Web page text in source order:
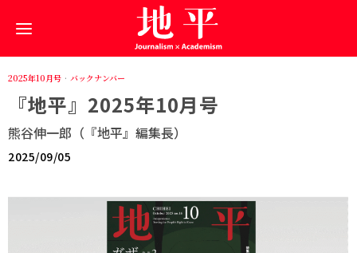
2025年10月号 · バックナンバー
『地平』2025年10月号
熊谷伸一郎（『地平』編集長）
2025/09/05